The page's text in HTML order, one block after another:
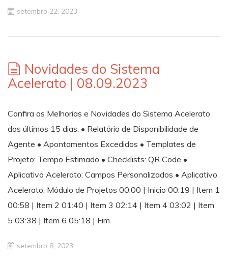
setembro 22, 2023
Novidades do Sistema
Acelerato | 08.09.2023
Confira as Melhorias e Novidades do Sistema Acelerato
dos últimos 15 dias. • Relatório de Disponibilidade de
Agente • Apontamentos Excedidos • Templates de
Projeto: Tempo Estimado • Checklists: QR Code •
Aplicativo Acelerato: Campos Personalizados • Aplicativo
Acelerato: Módulo de Projetos 00:00 | Inicio 00:19 | Item 1
00:58 | Item 2 01:40 | Item 3 02:14 | Item 4 03:02 | Item
5 03:38 | Item 6 05:18 | Fim
setembro 8, 2023